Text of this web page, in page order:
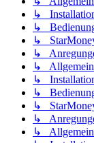
↳
↳
↳
↳
↳
↳
↳
↳
↳
↳